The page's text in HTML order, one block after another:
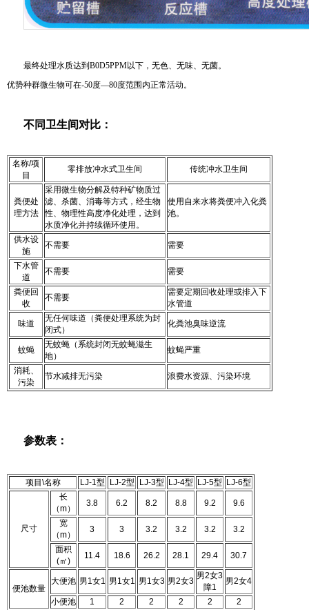
最终处理水质达到B0D5PPM以下，无色、无味、无菌。
优势种群微生物可在-50度—80度范围内正常活动。
不同卫生间对比：
名称/项
目
零排放冲水式卫生间 传统冲水卫生间
粪便处
理方法
采用微生物分解及特种矿物质过
滤、杀菌、消毒等方式，经生物
性、物理性高度净化处理，达到
水质净化并持续循环使用。
使用自来水将粪便冲入化粪
池。
供水设
施
不需要 需要
下水管
道
不需要 需要
粪便回
收
不需要
需要定期回收处理或排入下
水管道
味道
无任何味道（粪便处理系统为封
闭式）
化粪池臭味逆流
蚊蝇
无蚊蝇（系统封闭无蚊蝇滋生
地）
蚊蝇严重
消耗、
污染
节水减排无污染 浪费水资源、污染环境
参数表：
项目\名称 LJ-1型 LJ-2型 LJ-3型 LJ-4型 LJ-5型 LJ-6型
尺寸
长
（m）
3.8 6.2 8.2 8.8 9.2 9.6
宽
（m）
3 3 3.2 3.2 3.2 3.2
面积
(㎡)
11.4 18.6 26.2 28.1 29.4 30.7
便池数量
大便池 男1女1 男1女1 男1女3 男2女3
男2女3
障1
男2女4
小便池 1 2 2 2 2
2